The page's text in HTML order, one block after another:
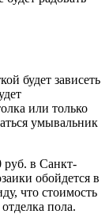
будет зависеть
или только
умывальник
руб. в Санкт-
обойдется в
что стоимость
пола.